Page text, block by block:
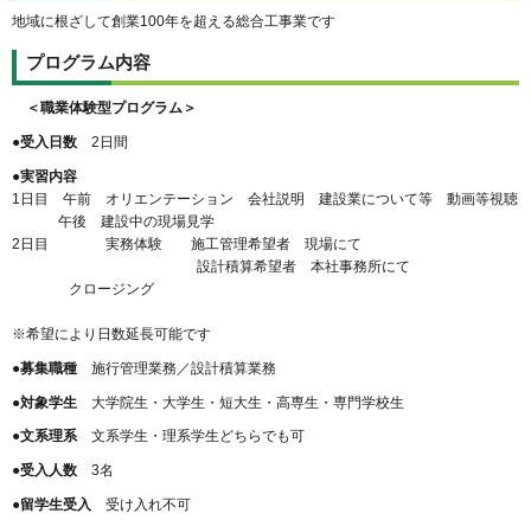
地域に根ざして創業100年を超える総合工事業です
プログラム内容
＜職業体験型プログラム＞
●受入日数 2日間
●実習内容
1日目 午前 オリエンテーション 会社説明 建設業について等 動画等視聴
午後 建設中の現場見学
2日目 実務体験 施工管理希望者 現場にて
設計積算希望者 本社事務所にて
クロージング
※希望により日数延長可能です
●募集職種 施行管理業務／設計積算業務
●対象学生 大学院生・大学生・短大生・高専生・専門学校生
●文系理系文系学生・理系学生どちらでも可
●受入人数 3名
●留学生受入 受け入れ不可